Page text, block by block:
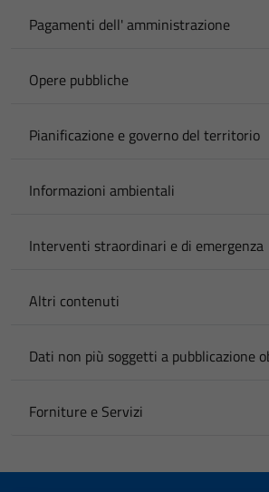
Pagamenti dell' amministrazione
Opere pubbliche
Pianificazione e governo del territorio
Informazioni ambientali
Interventi straordinari e di emergenza
Altri contenuti
Dati non più soggetti a pubblicazione
Forniture e Servizi